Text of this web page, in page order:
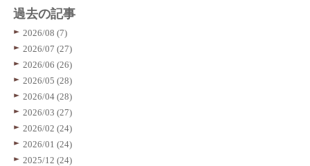
過去の記事
2026/08 (7)
2026/07 (27)
2026/06 (26)
2026/05 (28)
2026/04 (28)
2026/03 (27)
2026/02 (24)
2026/01 (24)
2025/12 (24)